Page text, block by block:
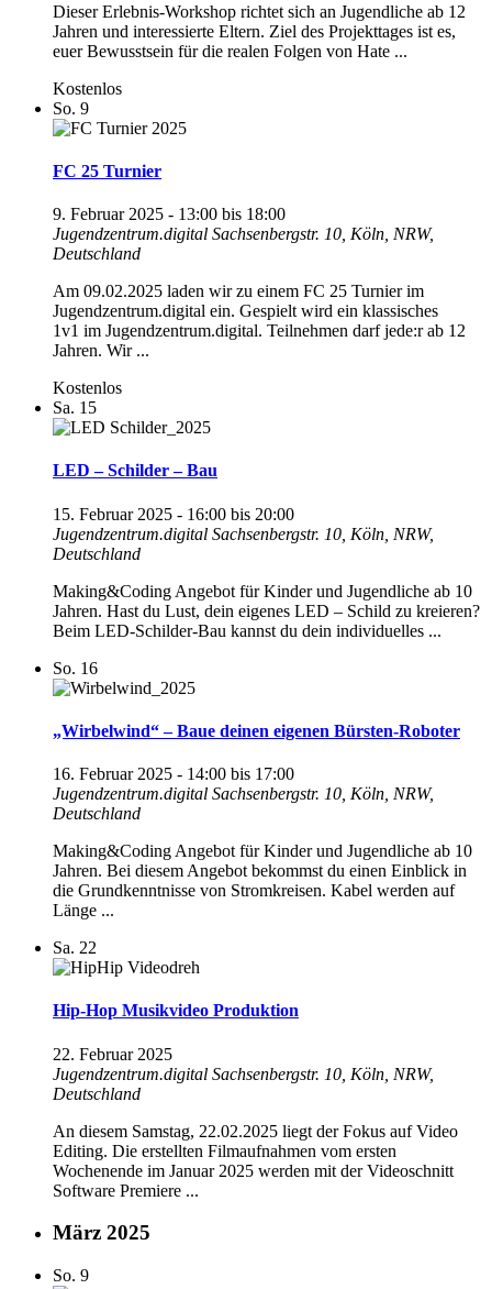
Dieser Erlebnis-Workshop richtet sich an Jugendliche ab 12
Jahren und interessierte Eltern. Ziel des Projekttages ist es,
euer Bewusstsein für die realen Folgen von Hate ...
Kostenlos
So. 9
FC 25 Turnier
9. Februar 2025 - 13:00 bis 18:00
Jugendzentrum.digital Sachsenbergstr. 10, Köln, NRW,
Deutschland
Am 09.02.2025 laden wir zu einem FC 25 Turnier im
Jugendzentrum.digital ein. Gespielt wird ein klassisches
1v1 im Jugendzentrum.digital. Teilnehmen darf jede:r ab 12
Jahren. Wir ...
Kostenlos
Sa. 15
LED – Schilder – Bau
15. Februar 2025 - 16:00 bis 20:00
Jugendzentrum.digital Sachsenbergstr. 10, Köln, NRW,
Deutschland
Making&Coding Angebot für Kinder und Jugendliche ab 10
Jahren. Hast du Lust, dein eigenes LED – Schild zu kreieren?
Beim LED-Schilder-Bau kannst du dein individuelles ...
So. 16
„Wirbelwind“ – Baue deinen eigenen Bürsten-Roboter
16. Februar 2025 - 14:00 bis 17:00
Jugendzentrum.digital Sachsenbergstr. 10, Köln, NRW,
Deutschland
Making&Coding Angebot für Kinder und Jugendliche ab 10
Jahren. Bei diesem Angebot bekommst du einen Einblick in
die Grundkenntnisse von Stromkreisen. Kabel werden auf
Länge ...
Sa. 22
Hip-Hop Musikvideo Produktion
22. Februar 2025
Jugendzentrum.digital Sachsenbergstr. 10, Köln, NRW,
Deutschland
An diesem Samstag, 22.02.2025 liegt der Fokus auf Video
Editing. Die erstellten Filmaufnahmen vom ersten
Wochenende im Januar 2025 werden mit der Videoschnitt
Software Premiere ...
März 2025
So. 9